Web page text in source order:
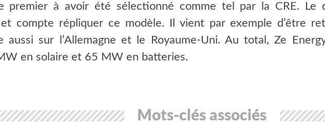
premier à avoir été sélectionné comme tel par la CRE. Le
et compte répliquer ce modèle. Il vient par exemple d’être
aussi sur l’Allemagne et le Royaume-Uni. Au total, Ze
en solaire et 65 MW en batteries.
Mots-clés associés